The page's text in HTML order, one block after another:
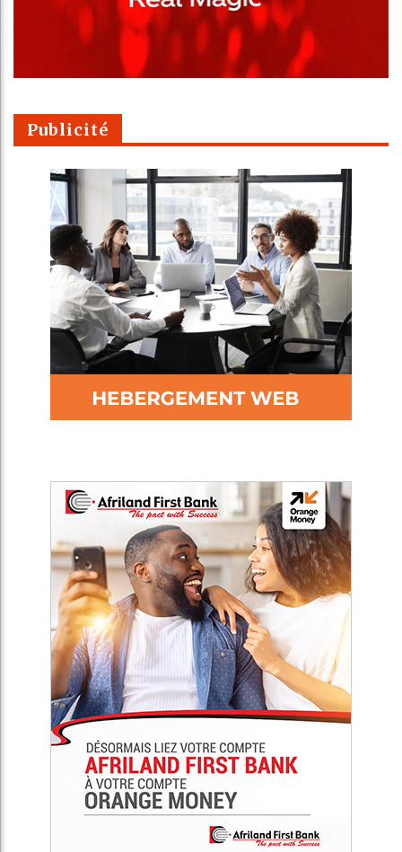
Publicité